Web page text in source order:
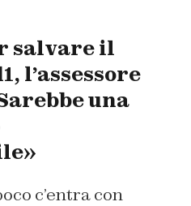
salvare il
l’assessore
una
c’entra con